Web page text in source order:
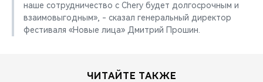
наше сотрудничество с Chery будет долгосрочным и
взаимовыгодным», - сказал генеральный директор
фестиваля «Новые лица» Дмитрий Прошин.
ЧИТАЙТЕ ТАКЖЕ